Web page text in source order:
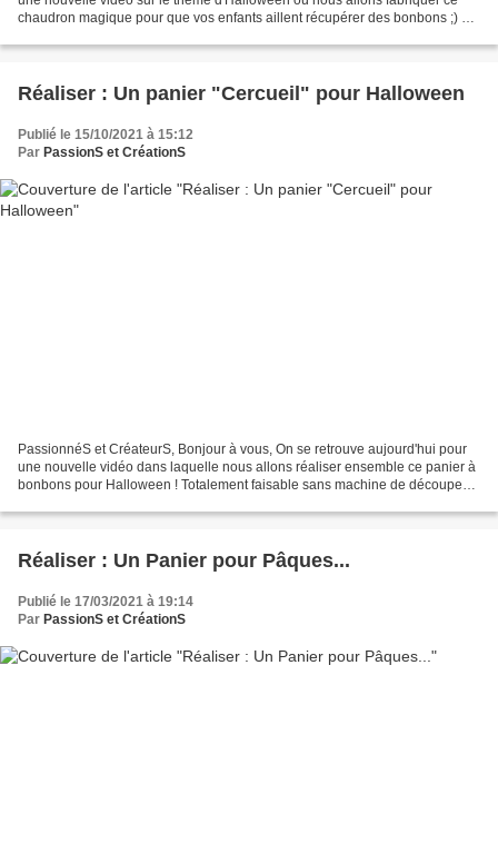
chaudron magique pour que vos enfants aillent récupérer des bonbons ;) Ce
Réaliser : Un panier "Cercueil" pour Halloween
Publié le 15/10/2021 à 15:12
Par PassionS et CréationS
PassionnéS et CréateurS, Bonjour à vous, On se retrouve aujourd'hui pour
une nouvelle vidéo dans laquelle nous allons réaliser ensemble ce panier à
bonbons pour Halloween ! Totalement faisable sans machine de découpes,
Réaliser : Un Panier pour Pâques...
Publié le 17/03/2021 à 19:14
Par PassionS et CréationS